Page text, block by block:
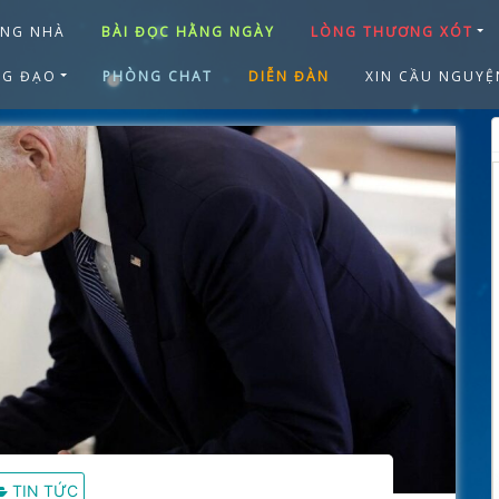
NHÀ BÀI ĐỌC HẰNG NGÀY LÒNG THƯƠNG XÓT
ĐẠO PHÒNG CHAT DIỄN ĐÀN XIN CẦU
TIN TỨC